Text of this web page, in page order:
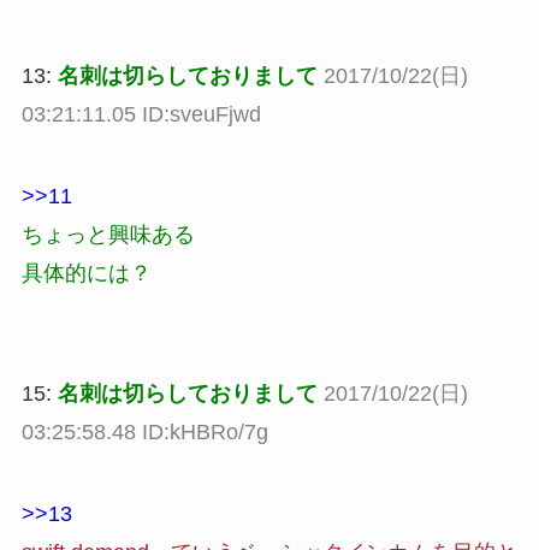
13: 名刺は切らしておりまして 2017/10/22(日)
03:21:11.05 ID:sveuFjwd
>>11
ちょっと興味ある
具体的には？
15: 名刺は切らしておりまして 2017/10/22(日)
03:25:58.48 ID:kHBRo/7g
>>13